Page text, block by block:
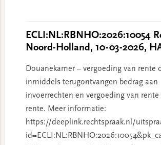
ECLI:NL:RBNHO:2026:10054
Noord-Holland, 10-03-2026,
Douanekamer – vergoeding van rente
inmiddels terugontvangen bedrag aan
invoerrechten en vergoeding van rente
rente. Meer informatie:
https://deeplink.rechtspraak.nl/